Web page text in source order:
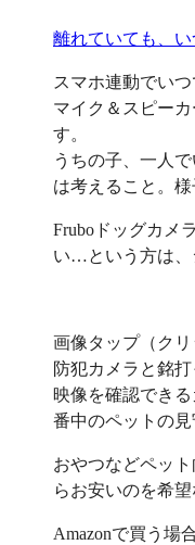
離れていても、い
スマホ連動でい
マイク＆スピー
す。
うちの子、一人
は考えること。
Fruboドッグカメ
い…という方は、
画像タップ（クリ
防犯カメラと銘
映像を確認でき
番中のペットの見
おやつなどペッ
らお安いのを希
Amazonで買う場